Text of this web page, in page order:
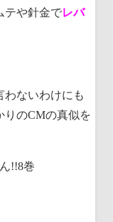
テや針金でレバ
わないわけにも
りのCMの真似を
!!8巻